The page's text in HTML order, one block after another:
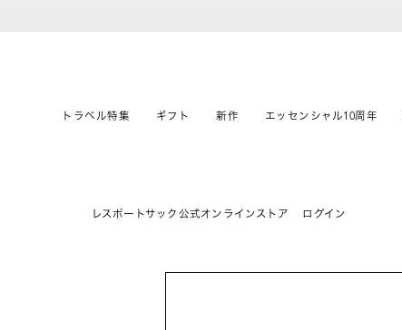
トラベル特集 ギフト 新作 エッセンシャル10周年
レスポートサック公式オンラインストア ログイン